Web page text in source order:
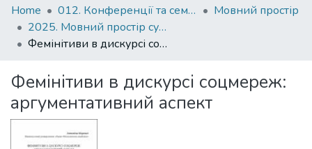
Communities
&
Collections
Statistics
Home 012. Конференції та семінари НаУКМА
Мовний простір
2025. Мовний простір сучасного світу : тези доповідей ІХ Всеукраїнської науково-практичної конференції студентів, аспірантів і молодих учених, 30 травня 2025 р.
Фемінітиви в дискурсі соцмереж: аргументативний аспект
Фемінітиви в дискурсі соцмереж:
аргументативний аспект